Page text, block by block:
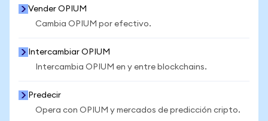
Vender OPIUM
Cambia OPIUM por efectivo.
Intercambiar OPIUM
Intercambia OPIUM en y entre blockchains.
Predecir
Opera con OPIUM y mercados de predicción cripto.